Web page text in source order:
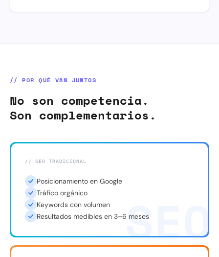
// POR QUÉ VAN JUNTOS
No son competencia.
Son complementarios.
SEO
// SEO TRADICIONAL
Posicionamiento en Google
Tráfico orgánico
Keywords con volumen
Resultados medibles en 3–6 meses